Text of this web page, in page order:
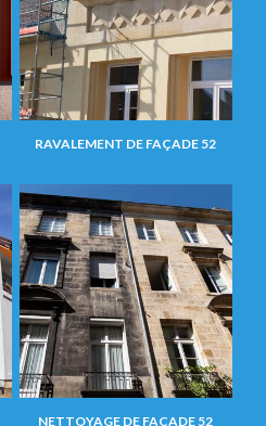
RAVALEMENT DE FAÇADE 52
NETTOYAGE DE FAÇADE 52